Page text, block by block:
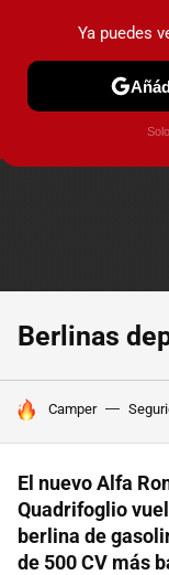
PRUEBAS
Berlinas
HOY SE HABLA DE
Camper
El nuevo Alfa
Quadrifoglio
berlina de
de 500 CV más
Ya puedes